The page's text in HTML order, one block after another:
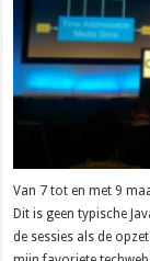
Van 7 tot en met 9
Dit is geen typische
de sessies als de